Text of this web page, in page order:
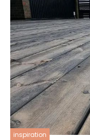
inspiration